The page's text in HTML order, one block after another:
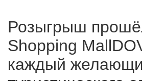
Розыгрыш
Shopping
каждый